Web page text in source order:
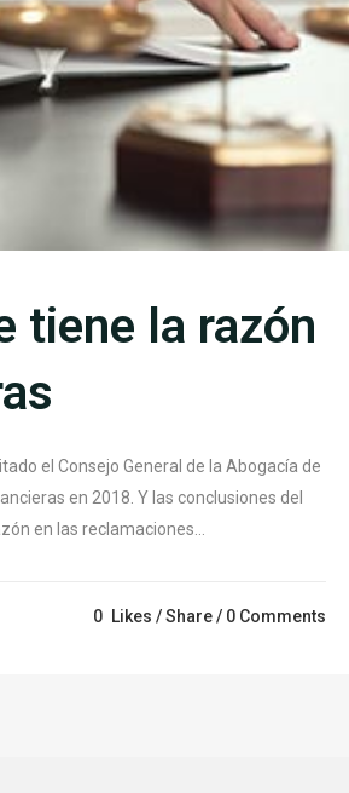
tiene la razón
el Consejo General de la Abogacía de
en 2018. Y las conclusiones del
en las reclamaciones...
0 Likes Share 0 Comments